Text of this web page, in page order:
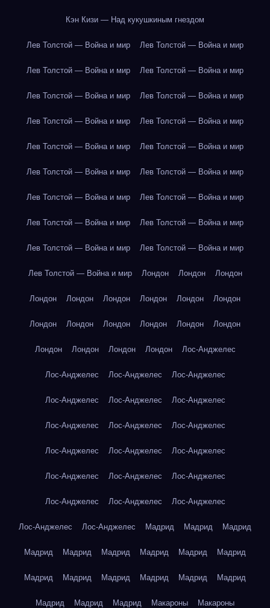
Кэн Кизи — Над кукушкиным гнездом
Лев Толстой — Война и мир Лев Толстой — Война и мир
Лев Толстой — Война и мир Лев Толстой — Война и мир
Лев Толстой — Война и мир Лев Толстой — Война и мир
Лев Толстой — Война и мир Лев Толстой — Война и мир
Лев Толстой — Война и мир Лев Толстой — Война и мир
Лев Толстой — Война и мир Лев Толстой — Война и мир
Лев Толстой — Война и мир Лев Толстой — Война и мир
Лев Толстой — Война и мир Лев Толстой — Война и мир
Лев Толстой — Война и мир Лев Толстой — Война и мир
Лев Толстой — Война и мир Лондон Лондон Лондон
Лондон Лондон Лондон Лондон Лондон Лондон
Лондон Лондон Лондон Лондон Лондон Лондон
Лондон Лондон Лондон Лондон Лос-Анджелес
Лос-Анджелес Лос-Анджелес Лос-Анджелес
Лос-Анджелес Лос-Анджелес Лос-Анджелес
Лос-Анджелес Лос-Анджелес Лос-Анджелес
Лос-Анджелес Лос-Анджелес Лос-Анджелес
Лос-Анджелес Лос-Анджелес Лос-Анджелес
Лос-Анджелес Лос-Анджелес Лос-Анджелес
Лос-Анджелес Лос-Анджелес Мадрид Мадрид Мадрид
Мадрид Мадрид Мадрид Мадрид Мадрид Мадрид
Мадрид Мадрид Мадрид Мадрид Мадрид Мадрид
Мадрид Мадрид Мадрид Макароны Макароны